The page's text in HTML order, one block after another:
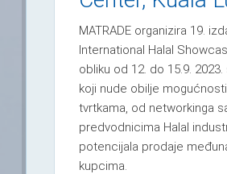
MATRADE organizira 19.
International Halal
obliku od 12. do 15.9.
koji nude obilje
tvrtkama, od networkinga
predvodnicima Halal
potencijala prodaje
kupcima.